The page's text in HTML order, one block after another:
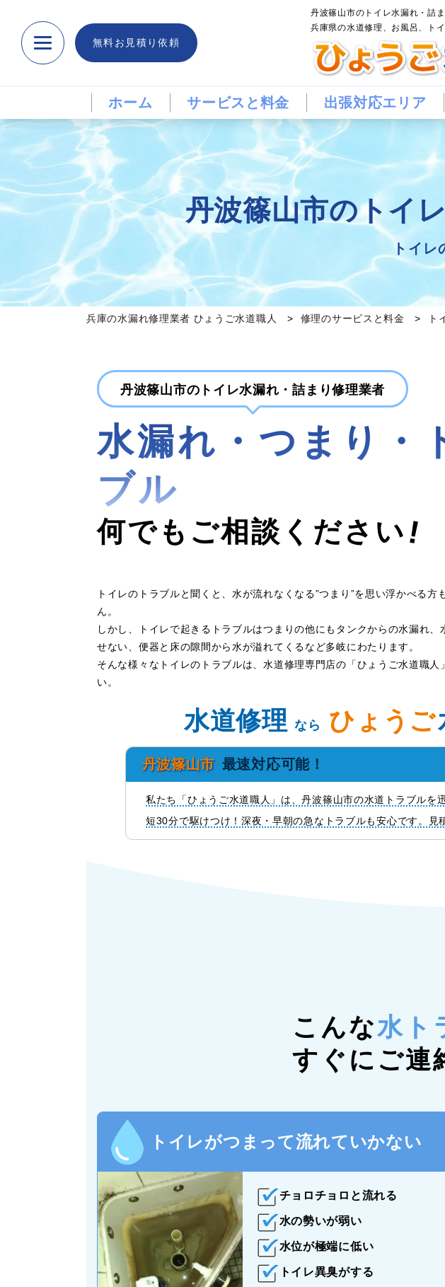
無料お見積り依頼
丹波篠山市のトイレ水漏れ・詰
兵庫県の水道修理、お風呂、ト
ホーム サービスと料金 出張対応エリア
丹波篠山市のトイ
トイレ
兵庫の水漏れ修理業者 ひょうご水道職人 修理のサービスと料金 ト
丹波篠山市のトイレ水漏れ・詰まり修理業者
水漏れ・つまり・
ブル
何でもご相談ください !
トイレのトラブルと聞くと、水が流れなくなる”つまり”を思い浮かべる方
ん。
しかし、トイレで起きるトラブルはつまりの他にもタンクからの水漏れ、
せない、便器と床の隙間から水が溢れてくるなど多岐にわたります。
そんな様々なトイレのトラブルは、水道修理専門店の「ひょうご水道職人
い。
水道修理 なら ひょうご
丹波篠山市 最速対応可能！
私たち「ひょうご水道職人」は、丹波篠山市の水道トラブル
短30分で駆けつけ！深夜・早朝の急なトラブルも安心です。
こんな水ト
すぐにご連
トイレがつまって流れていかない
チョロチョロと流れる
水の勢いが弱い
水位が極端に低い
トイレ異臭がする